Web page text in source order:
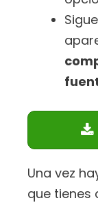
Una vez
que tienes